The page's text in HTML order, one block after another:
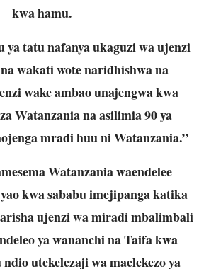
kwa hamu.
ya tatu nafanya ukaguzi wa ujenzi
wakati wote naridhishwa na
wake ambao unajengwa kwa
Watanzania na asilimia 90 ya
mradi huu ni Watanzania.”
Watanzania waendelee
kwa sababu imejipanga katika
ujenzi wa miradi mbalimbali
ya wananchi na Taifa kwa
utekelezaji wa maelekezo ya